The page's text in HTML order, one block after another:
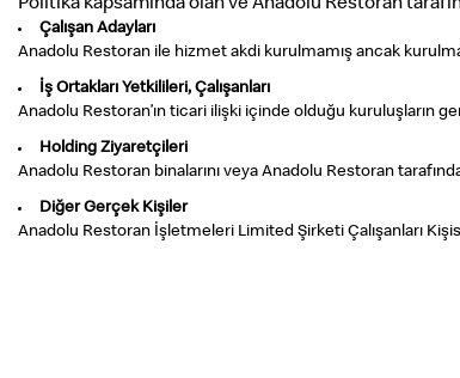
Politika kapsamında olan ve Anadolu Restoran
Çalışan Adayları
Anadolu Restoran ile hizmet akdi kurulmamış ancak
İş Ortakları Yetkilileri, Çalışanları
Anadolu Restoran’ın ticari ilişki içinde olduğu kuruluşların
Holding Ziyaretçileri
Anadolu Restoran binalarını veya Anadolu Restoran
Diğer Gerçek Kişiler
Anadolu Restoran İşletmeleri Limited Şirketi Çalışanları